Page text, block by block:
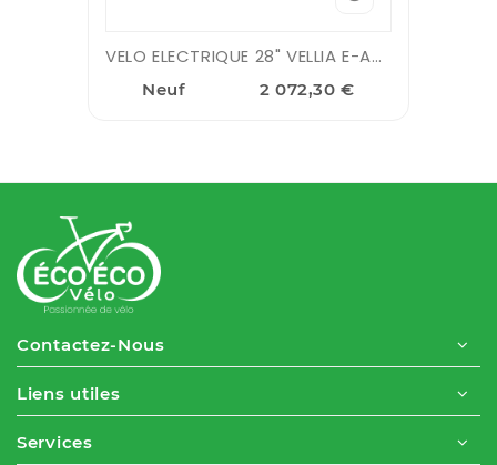
VELO ELECTRIQUE 28" VELLIA E-ACTIVE 7V - MOTEUR CENTRAL 36v 250w ...
Neuf 2 072,30 €
Contactez-Nous
Liens utiles
Services